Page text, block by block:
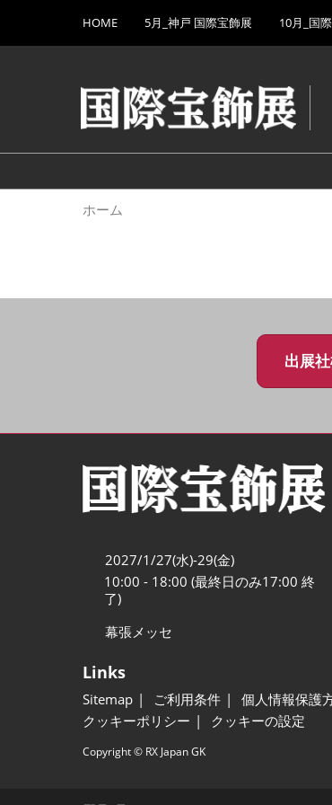
キ
し
て
to
HOME 5月_神戸 国際宝飾展 10月_国
ホーム
出展
2027/1/27(水)-29(金)
10:00 - 18:00 (最終日のみ17:00 終
了)
幕張メッセ
Links
Sitemap ご利用条件 個人情報保護
クッキーポリシー
クッキーの設定
Copyright © RX Japan GK